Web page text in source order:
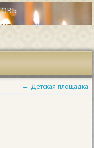
← Детская площадка